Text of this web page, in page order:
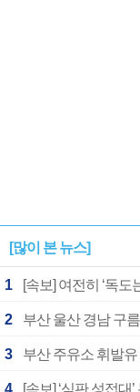
[많이 본 뉴스]
1
2
3 부산 주유소 휘발
4